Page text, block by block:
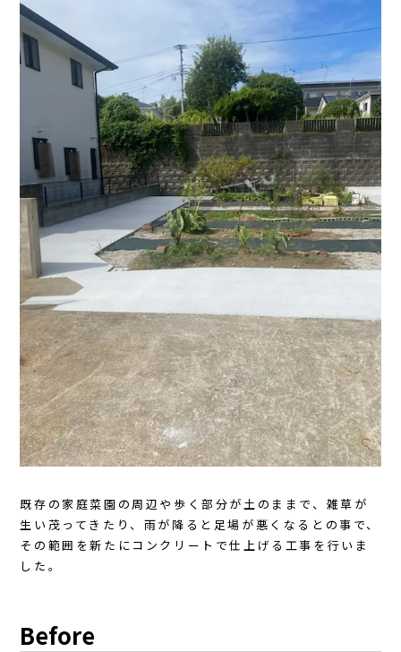
既存の家庭菜園の周辺や歩く部分が土のままで、雑草が
生い茂ってきたり、雨が降ると足場が悪くなるとの事で、
その範囲を新たにコンクリートで仕上げる工事を行いま
した。
Before